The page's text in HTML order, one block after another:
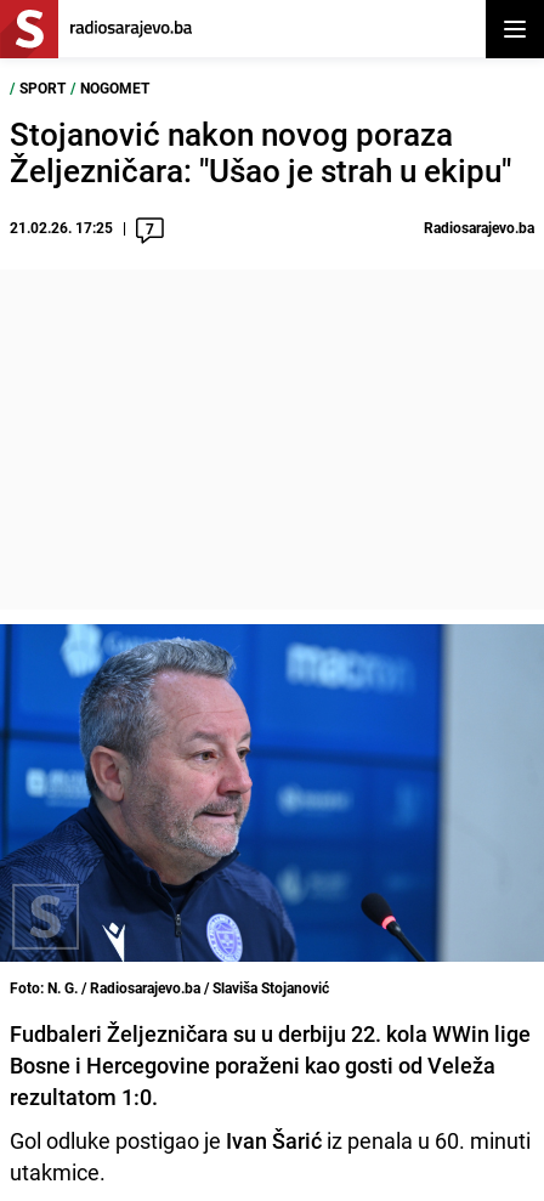
/ SPORT / NOGOMET
Stojanović nakon novog poraza
Željezničara: "Ušao je strah u ekipu"
21.02.26. 17:25 7 Radiosarajevo.ba
Foto: N. G. / Radiosarajevo.ba / Slaviša Stojanović
Fudbaleri Željezničara su u derbiju 22. kola WWin lige
Bosne i Hercegovine poraženi kao gosti od Veleža
rezultatom 1:0.
Gol odluke postigao je Ivan Šarić iz penala u 60. minuti
utakmice.